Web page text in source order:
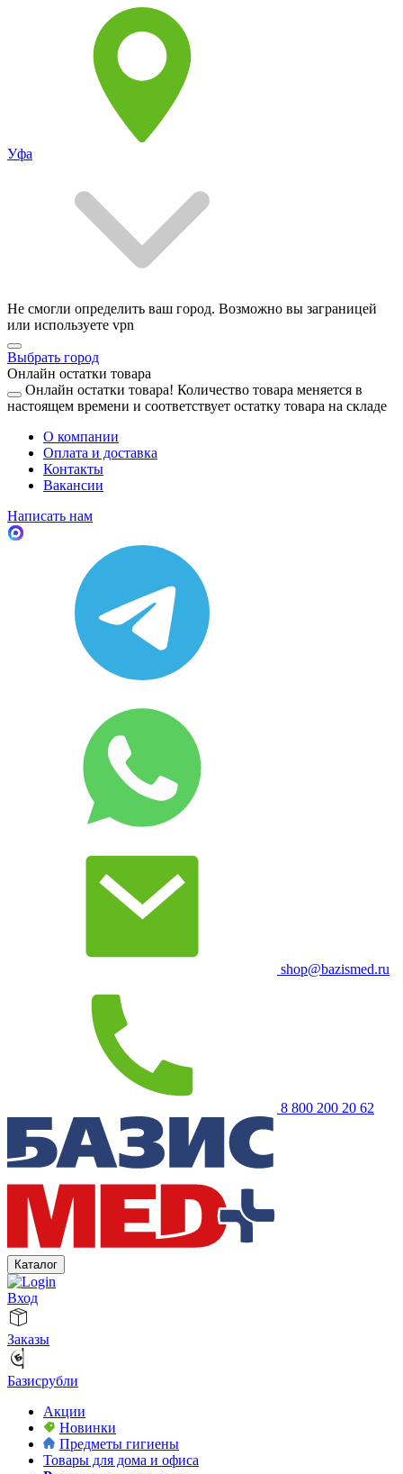
Уфа
Не смогли определить ваш город. Возможно вы заграницей
или используете vpn
Выбрать город
Онлайн остатки товара
Онлайн остатки товара! Количество товара меняется в
настоящем времени и соответствует остатку товара на складе
О компании
Оплата и доставка
Контакты
Вакансии
Написать нам
shop@bazismed.ru
8 800 200 20 62
Каталог
Вход
Заказы
Базисрубли
Акции
Новинки
Предметы гигиены
Товары для дома и офиса